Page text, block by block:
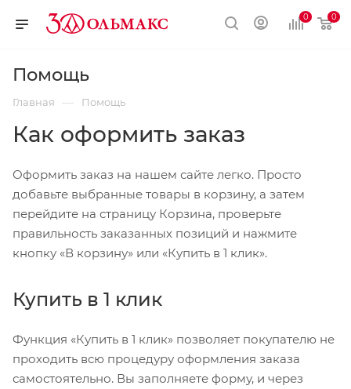
0 0
Помощь
Главная — Помощь
Как оформить заказ
Оформить заказ на нашем сайте легко. Просто
добавьте выбранные товары в корзину, а затем
перейдите на страницу Корзина, проверьте
правильность заказанных позиций и нажмите
кнопку «В корзину» или «Купить в 1 клик».
Купить в 1 клик
Функция «Купить в 1 клик» позволяет покупателю не
проходить всю процедуру оформления заказа
самостоятельно. Вы заполняете форму, и через